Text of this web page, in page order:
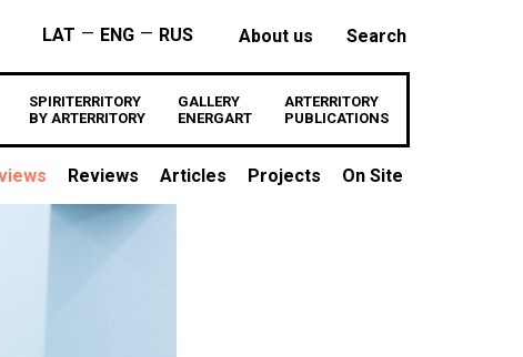
About us Search
LAT — ENG — RUS
SPIRITERRITORY
BY ARTERRITORY
GALLERY
ENERGART
ARTERRITORY
PUBLICATIONS
Reviews Articles Projects On Site